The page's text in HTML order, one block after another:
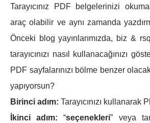
Tarayıcınız PDF belgelerinizi
araç olabilir ve aynı zamanda
Önceki blog yayınlarımızda, biz &
tarayıcınızı nasıl kullanacağınızı
PDF sayfalarınızı bölme benzer
yapıyorsun?
Birinci adım: Tarayıcınızı kullanarak
İkinci adım: “seçenekleri” veya